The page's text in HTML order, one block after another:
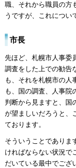
職、それから職員の方
うですが、これについ
市長
先ほど、札幌市人事委
調査をした上での勧告
も、それを札幌市の人
も、国の調査、人事院
判断から見ますと、国
が望ましいだろうと、
ております。
そういうことでありま
ければならない状況で
だいている最中でござ